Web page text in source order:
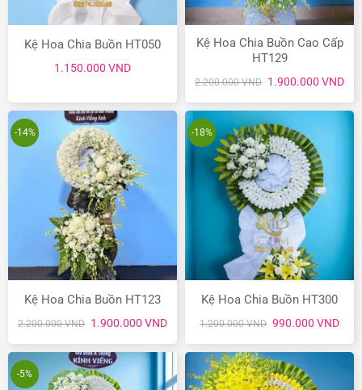
Kệ Hoa Chia Buồn HT050
1.150.000 VND
Kệ Hoa Chia Buồn Cao Cấp
HT129
2.200.000VND Giá
gốc
là:
2.200.000 VND.
1.900.000 VNDGiá
tại
là:
-14%
Kệ Hoa Chia Buồn HT123
2.200.000VND Giá
là:
2.200.000 VND.
1.900.000 VNDGiá
tại
là:
1.900.000 VND.
-18%
Kệ Hoa Chia Buồn HT300
1.200.000VND Giá
là:
1.200.000 VND.
990.000 VNDGiá
tại
là:
-5%